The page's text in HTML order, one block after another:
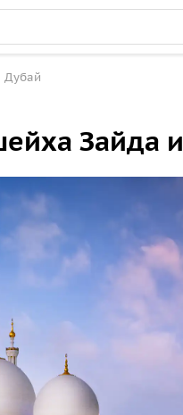
Дубай
Зайда